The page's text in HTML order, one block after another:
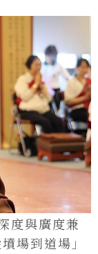
度與廣度兼
場到道場」